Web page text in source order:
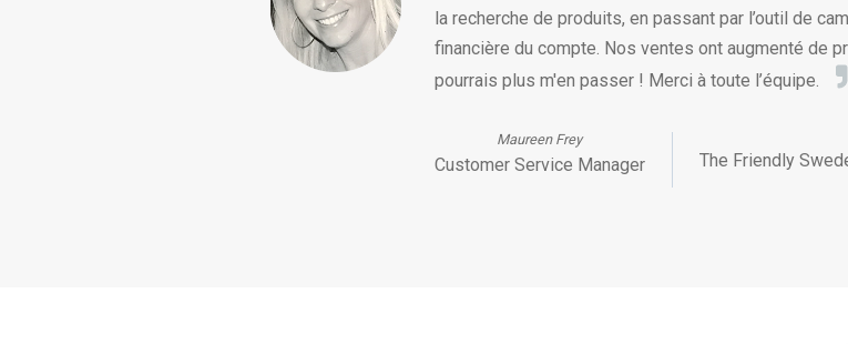
la recherche de produits, en passant par l’outil de
financière du compte. Nos ventes ont augmenté de
pourrais plus m'en passer ! Merci à toute l’équipe.
Maureen Frey
Customer Service Manager The Friendly